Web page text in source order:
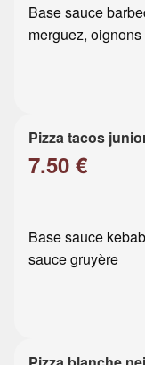
Base sauce
merguez, oignons
Pizza tacos
7.50 €
Base sauce
sauce gruyère